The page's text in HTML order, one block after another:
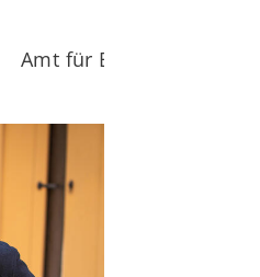
Amt für Bauverwaltung